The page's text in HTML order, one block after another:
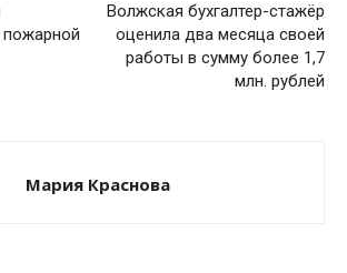
Волжская бухгалтер-стажёр
оценила два месяца своей
работы в сумму более 1,7
млн. рублей
Мария Краснова